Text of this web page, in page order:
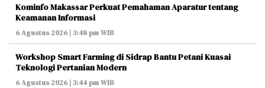
Kominfo Makassar Perkuat Pemahaman Aparatur tentang
Keamanan Informasi
6 Agustus 2026 | 3:48 pm WIB
Workshop Smart Farming di Sidrap Bantu Petani Kuasai
Teknologi Pertanian Modern
6 Agustus 2026 | 3:44 pm WIB